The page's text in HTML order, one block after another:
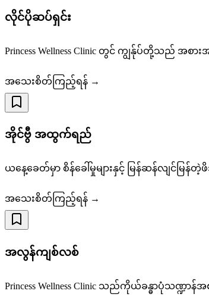
လိုင်ပိုဆပ်ရှင်း
Princess Wellness Clinic တွင် ကျွန်ုပ်တို့သည် အစ
အသေးစိတ်ကြည့်ရန် →
အိုင်ဗွီ အထွက်ရည်
ယနေ့ခေတ်မှာ စိန်ခေါ်မှုများနှင့် မြန်ဆန်လျင်မြ
အသေးစိတ်ကြည့်ရန် →
အလွန်ကျစ်လစ်
Princess Wellness Clinic သည်ကိုယ်ခန္ဓာပုံသ